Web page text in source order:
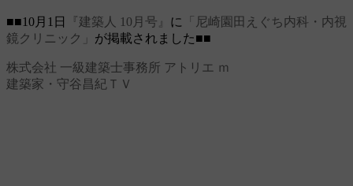
■■10月1日 『建築人 10月号』 に
「尼崎園田えぐち内科・内視
鏡クリニック」 が掲載されました■■
株式会社 一級建築士事務所 アトリエ ｍ
建築家・守谷昌紀ＴＶ